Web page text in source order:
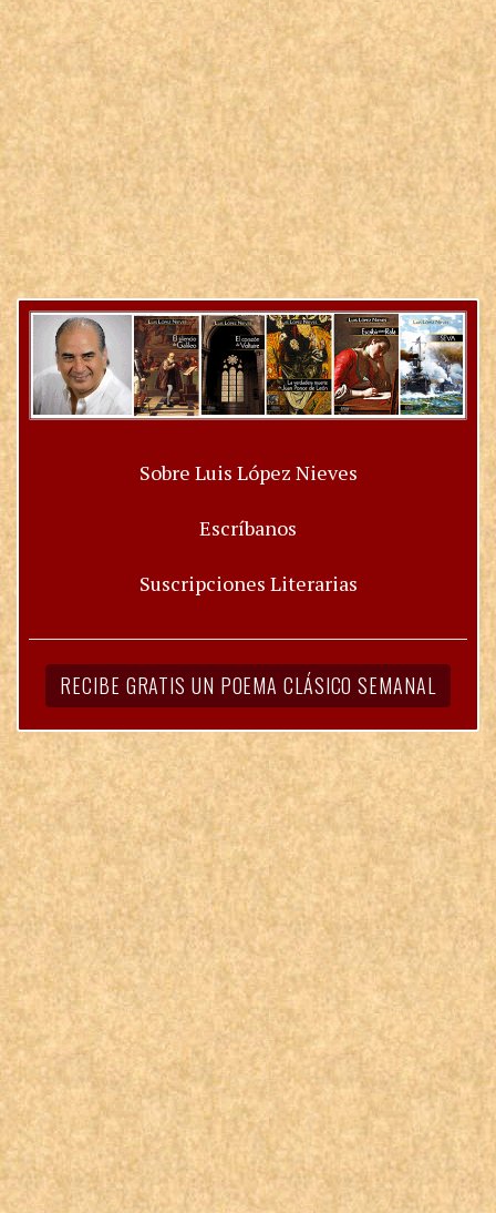
Sobre Luis López Nieves
Escríbanos
Suscripciones Literarias
RECIBE GRATIS UN POEMA CLÁSICO SEMANAL